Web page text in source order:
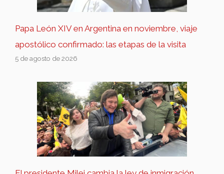
Papa León XIV en Argentina en noviembre, viaje
apostólico confirmado: las etapas de la visita
5 de agosto de 2026